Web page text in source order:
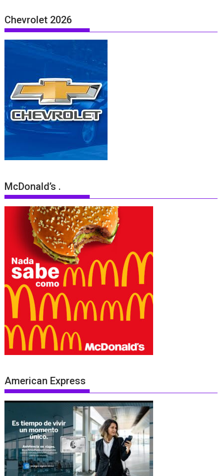
Chevrolet 2026
McDonald’s .
American Express